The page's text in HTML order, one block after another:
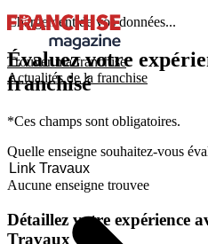
Trouver ma franchise
Actualités de la franchise
Chargement de vos données...
Évaluez votre
franchisé
*Ces champs sont obligatoires.
Quelle enseigne souhaitez-vous
Aucune enseigne trouvee
Détaillez votre expérience
Travaux